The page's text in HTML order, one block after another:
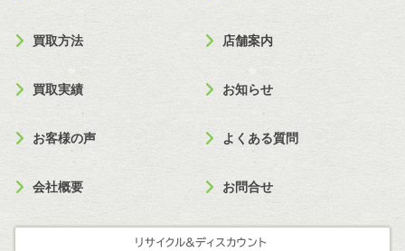
買取方法 店舗案内
買取実績 お知らせ
お客様の声 よくある質問
会社概要 お問合せ